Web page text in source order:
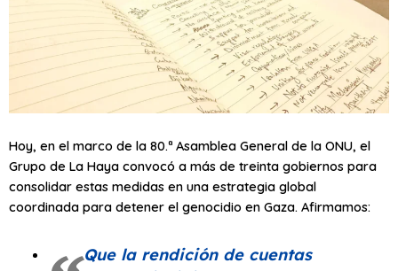
Hoy, en el marco de la 80.ª Asamblea General de la ONU, el
Grupo de La Haya convocó a más de treinta gobiernos para
consolidar estas medidas en una estrategia global
coordinada para detener el genocidio en Gaza. Afirmamos:
Que la rendición de cuentas